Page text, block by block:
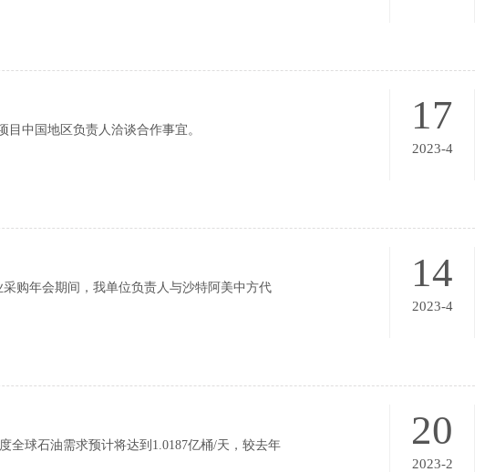
17
2023-4
中国地区负责人洽谈合作事宜。
14
2023-4
购年会期间，我单位负责人与沙特阿美中方代
20
2023-2
球石油需求预计将达到1.0187亿桶/天，较去年